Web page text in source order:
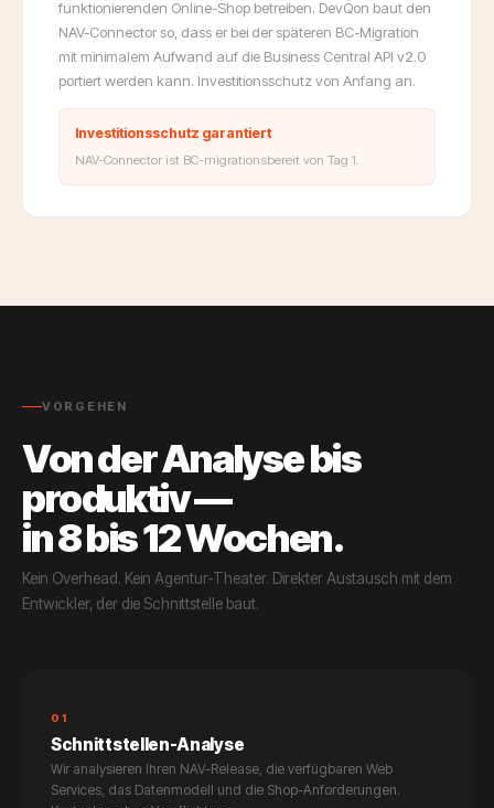
funktionierenden Online-Shop betreiben. DevQon baut den
NAV-Connector so, dass er bei der späteren BC-Migration
mit minimalem Aufwand auf die Business Central API v2.0
portiert werden kann. Investitionsschutz von Anfang an.
Investitionsschutz garantiert
NAV-Connector ist BC-migrationsbereit von Tag 1.
VORGEHEN
Von der Analyse bis
produktiv —
in 8 bis 12 Wochen.
Kein Overhead. Kein Agentur-Theater. Direkter Austausch mit dem
Entwickler, der die Schnittstelle baut.
01
Schnittstellen-Analyse
Wir analysieren Ihren NAV-Release, die verfügbaren Web
Services, das Datenmodell und die Shop-Anforderungen.